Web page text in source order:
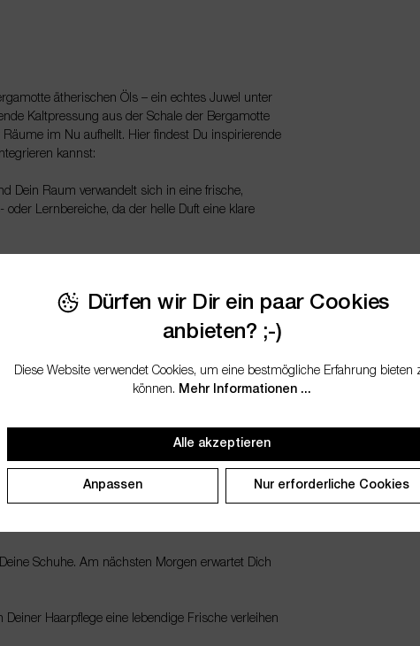
ätherischen Öls – ein echtes Juwel unter
Kaltpressung aus der Schale der Bergamotte
im Nu aufhellt. Hier findest Du inspirierende
kannst:
Dein Raum verwandelt sich in eine frische,
Lernbereiche, da der helle Duft eine klare
hervorragende Kopfnote. Kombiniere es mit
sinnlichen Akzent. In einem Trägeröl
Duft durch den Tag.
Gemischt mit Wasser und Essig entsteht
frische Zitrusnote verleiht.
und lege es in Deinen Schrank. So erhält Deine
verwandeln Dein Bad in ein belebendes Erlebnis.
von Leichtigkeit.
kleiner Aromastein mit wenigen Tropfen
Schuhe. Am nächsten Morgen erwartet Dich
Haarpflege eine lebendige Frische verleihen
Dürfen wir Dir ein paar Cookies
anbieten? ;-)
Diese Website verwendet Cookies, um eine bestmögliche Erfahrung bieten
können. Mehr Informationen ...
Alle akzeptieren
Anpassen Nur erforderliche Cookies